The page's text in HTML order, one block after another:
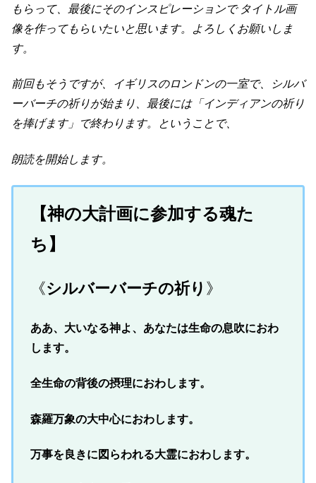
もらって、最後にそのインスピレーションで タイトル画
像を作ってもらいたいと思います。よろしくお願いしま
す。
前回もそうですが、イギリスのロンドンの一室で、シルバ
ーバーチの祈りが始まり、最後には「インディアンの祈り
を捧げます」で終わります。ということで、
朗読を開始します。
【神の大計画に参加する魂た
ち】
《シルバーバーチの祈り 》
ああ、大いなる神よ、あなたは生命の息吹におわ
します。
全生命の背後の摂理におわします。
森羅万象の大中心におわします。
万事を良きに図らわれる大霊におわします。